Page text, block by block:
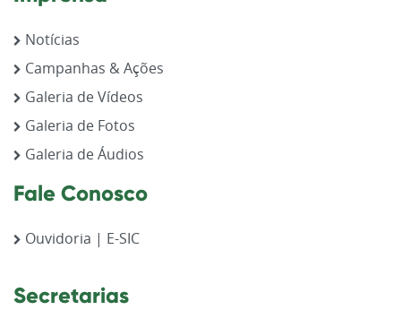
Notícias
Campanhas & Ações
Galeria de Vídeos
Galeria de Fotos
Galeria de Áudios
Fale Conosco
Ouvidoria | E-SIC
Secretarias